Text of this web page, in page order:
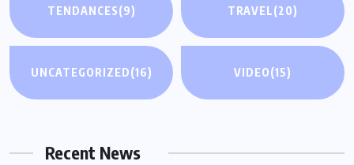
TENDANCES(9) TRAVEL(20)
UNCATEGORIZED(16) VIDEO(15)
Recent News